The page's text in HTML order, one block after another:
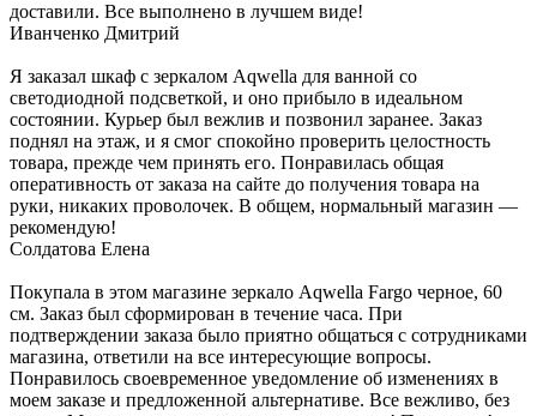
доставили. Все выполнено в лучшем виде!
Иванченко Дмитрий
Я заказал шкаф с зеркалом Aqwella для ванной со
светодиодной подсветкой, и оно прибыло в идеальном
состоянии. Курьер был вежлив и позвонил заранее. Заказ
поднял на этаж, и я смог спокойно проверить целостность
товара, прежде чем принять его. Понравилась общая
оперативность от заказа на сайте до получения товара на
руки, никаких проволочек. В общем, нормальный магазин —
рекомендую!
Солдатова Елена
Покупала в этом магазине зеркало Aqwella Fargo черное, 60
см. Заказ был сформирован в течение часа. При
подтверждении заказа было приятно общаться с сотрудниками
магазина, ответили на все интересующие вопросы.
Понравилось своевременное уведомление об изменениях в
моем заказе и предложенной альтернативе. Все вежливо, без